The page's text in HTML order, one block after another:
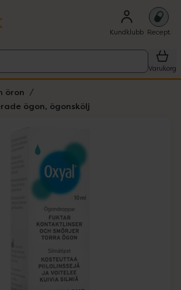
Kundklubb Recept
Varukorg
öron
ögon, ögonskölj
Innehåller 1 objekt.